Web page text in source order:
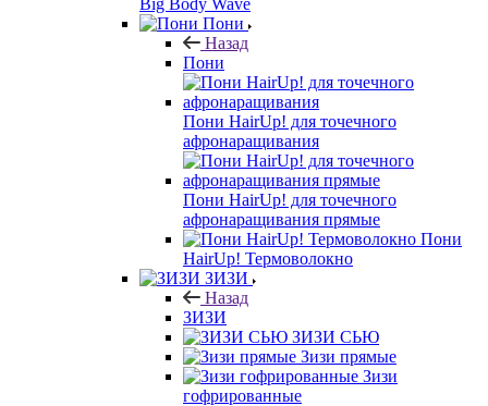
Big Body Wave
Пони
Назад
Пони
Пони HairUp! для точечного
афронаращивания
Пони HairUp! для точечного
афронаращивания прямые
Пони
HairUp! Термоволокно
ЗИЗИ
Назад
ЗИЗИ
ЗИЗИ СЬЮ
Зизи прямые
Зизи
гофрированные